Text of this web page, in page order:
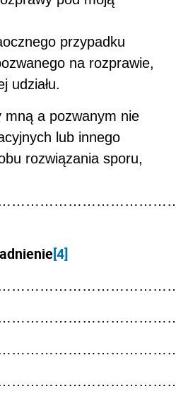
przypadku
na rozprawie,
udziału.
a pozwanym nie
lub innego
rozwiązania sporu,
[4]